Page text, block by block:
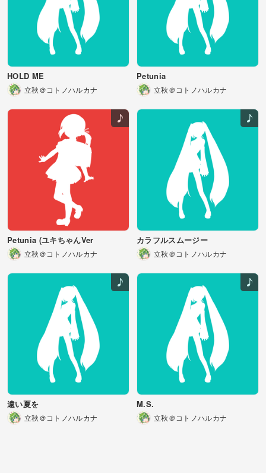
HOLD ME
立秋＠コトノハルカナ
Petunia
立秋＠コトノハルカナ
Petunia (ユキちゃんVer
立秋＠コトノハルカナ
カラフルスムージー
立秋＠コトノハルカナ
遠い夏を
立秋＠コトノハルカナ
M.S.
立秋＠コトノハルカナ